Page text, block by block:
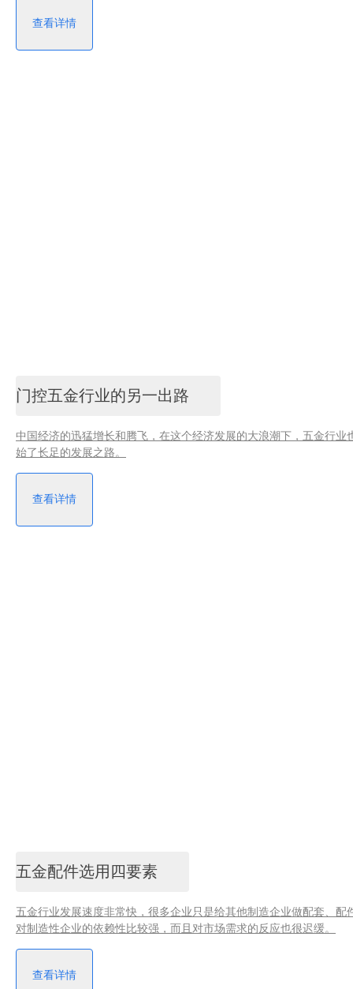
查看详情
门控五金行业的另一出路
中国经济的迅猛增长和腾飞，在这个经济发展的大浪潮下，五金行业
始了长足的发展之路。
查看详情
五金配件选用四要素
五金行业发展速度非常快，很多企业只是给其他制造企业做配套、配
对制造性企业的依赖性比较强，而且对市场需求的反应也很迟缓。
查看详情